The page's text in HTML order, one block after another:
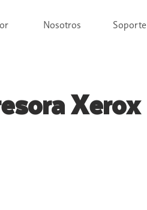
Nosotros Soporte
Xerox